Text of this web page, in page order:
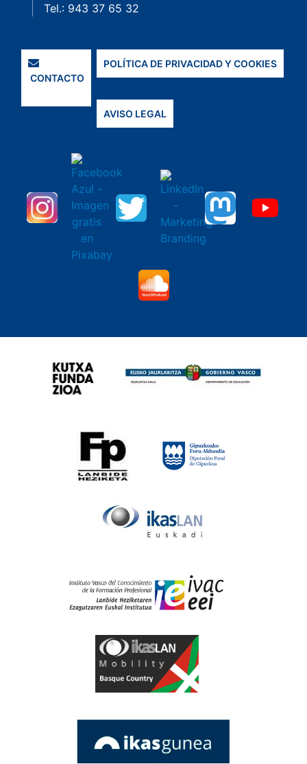
Tel.: 943 37 65 32
CONTACTO
POLÍTICA DE PRIVACIDAD Y COOKIES
AVISO LEGAL